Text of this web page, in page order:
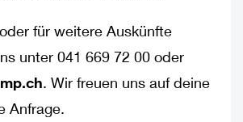
für weitere Auskünfte
unter 041 669 72 00 oder
. Wir freuen uns auf deine
Anfrage.